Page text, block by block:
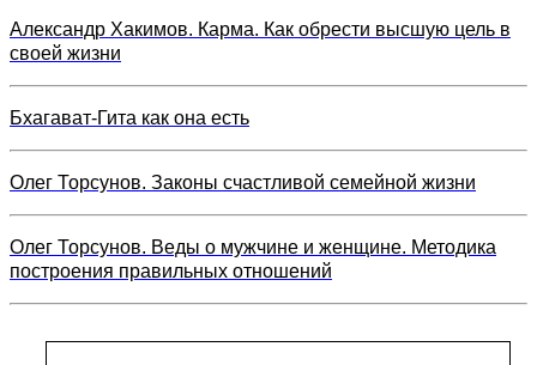
Александр Хакимов. Карма. Как обрести высшую цель в
своей жизни
Бхагават-Гита как она есть
Олег Торсунов. Законы счастливой семейной жизни
Олег Торсунов. Веды о мужчине и женщине. Методика
построения правильных отношений